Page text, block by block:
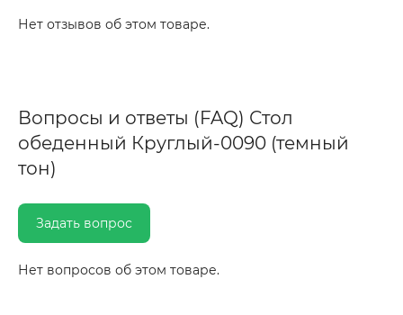
Нет отзывов об этом товаре.
Вопросы и ответы (FAQ) Стол
обеденный Круглый-0090 (темный
тон)
Задать вопрос
Нет вопросов об этом товаре.